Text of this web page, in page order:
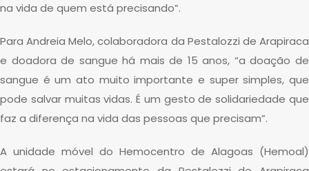
na vida de quem está precisando”.
Para Andreia Melo, colaboradora da Pestalozzi de Arapiraca
e doadora de sangue há mais de 15 anos, “a doação de
sangue é um ato muito importante e super simples, que
pode salvar muitas vidas. É um gesto de solidariedade que
faz a diferença na vida das pessoas que precisam”.
A unidade móvel do Hemocentro de Alagoas (Hemoal)